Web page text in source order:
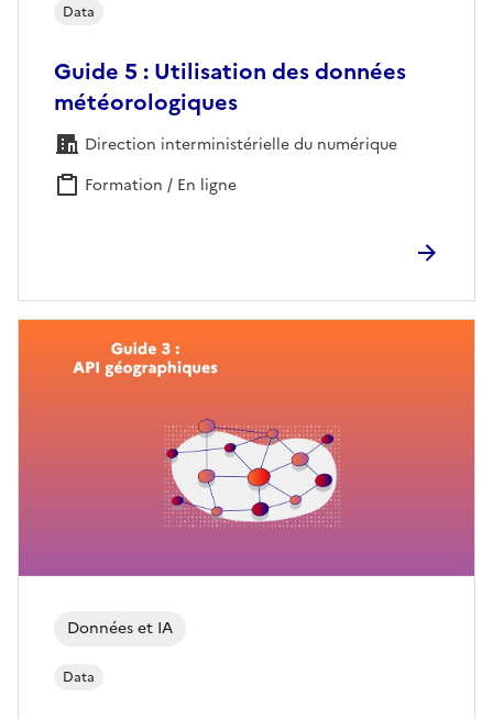
Data
Guide 5 : Utilisation des données
météorologiques
Direction interministérielle du numérique
Formation / En ligne
Données et IA
Data